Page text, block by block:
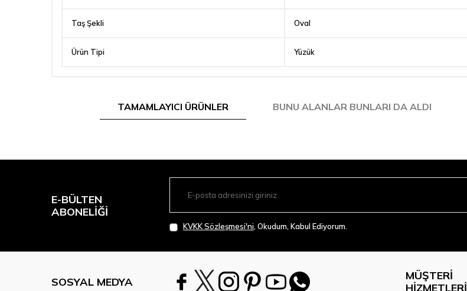
Taş Şekli Oval
Ürün Tipi Yüzük
TAMAMLAYICI ÜRÜNLER BUNU ALANLAR BUNLARI DA ALDI
E-BÜLTEN
ABONELIĞI
KVKK Sözleşmesi'ni , Okudum, Kabul Ediyorum.
SOSYAL MEDYA
MÜŞTERI
HIZMETLERI